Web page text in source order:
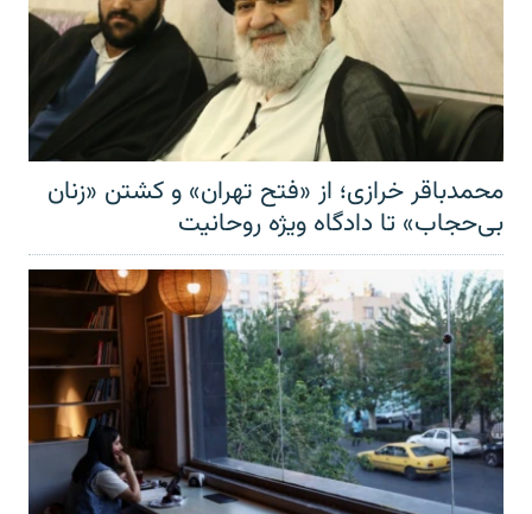
محمدباقر خرازی؛ از «فتح تهران» و کشتن «زنان
بی‌حجاب» تا دادگاه ویژه روحانیت